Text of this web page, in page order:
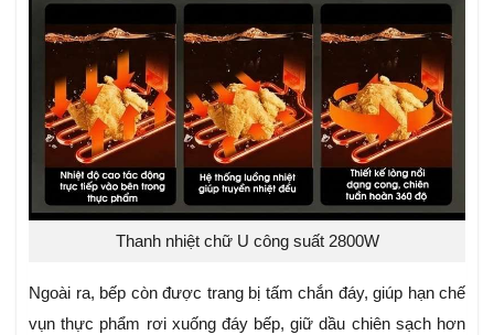
Thanh nhiệt chữ U công suất 2800W
Ngoài ra, bếp còn được trang bị tấm chắn đáy, giúp hạn chế
vụn thực phẩm rơi xuống đáy bếp, giữ dầu chiên sạch hơn